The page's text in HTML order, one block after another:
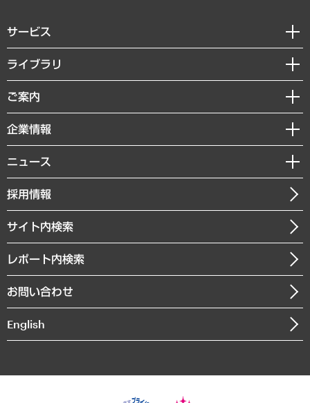
サービス
経営戦略
組織・人事戦略
デジタルイノベーション
共生・ダイバーシティ
GRC（ガバナンス・リスク・コンプライアンス）・防災（政策）
経済・産業・雇用・労働
まちづくり・観光・交通・スポーツ・スマートシティ
自然資源・農林水産業・食料システム
ライブラリ
経済調査
レポート
コラム
経営用語集
受託・受注実績（官公庁関連）
メディア掲載・出演
ご案内
セミナー・イベント情報
MUFGビジネスセミナー
受託案件情報
企業情報
私たちの想い
社長メッセージ
会社概要
沿革
組織図・本部部室紹介
インドネシア現地法人
個人情報保護方針
ニュース
ニュースリリース
お知らせ
採用情報
サイト内検索
レポート内検索
お問い合わせ
English